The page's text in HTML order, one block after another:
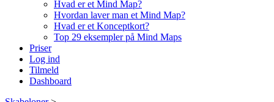
Hvad er et Mind Map?
Hvordan laver man et Mind Map?
Hvad er et Konceptkort?
Top 29 eksempler på Mind Maps
Priser
Log ind
Tilmeld
Dashboard